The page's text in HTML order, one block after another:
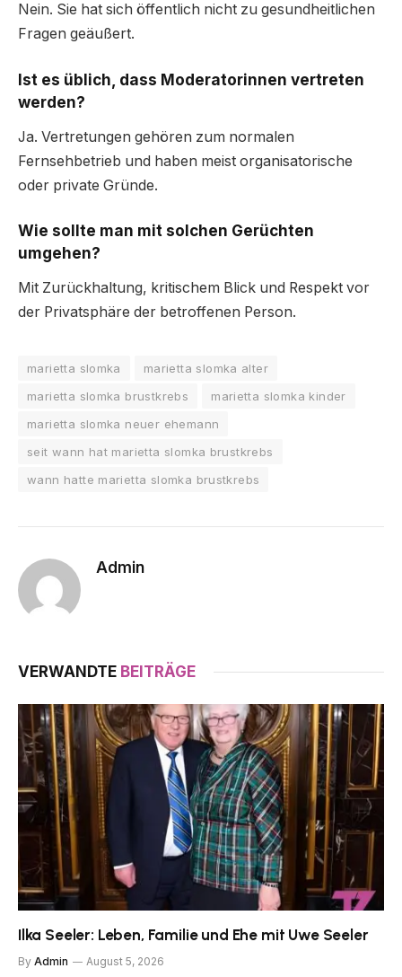
Nein. Sie hat sich öffentlich nicht zu gesundheitlichen
Fragen geäußert.
Ist es üblich, dass Moderatorinnen vertreten
werden?
Ja. Vertretungen gehören zum normalen
Fernsehbetrieb und haben meist organisatorische
oder private Gründe.
Wie sollte man mit solchen Gerüchten
umgehen?
Mit Zurückhaltung, kritischem Blick und Respekt vor
der Privatsphäre der betroffenen Person.
marietta slomka
marietta slomka alter
marietta slomka brustkrebs
marietta slomka kinder
marietta slomka neuer ehemann
seit wann hat marietta slomka brustkrebs
wann hatte marietta slomka brustkrebs
Admin
VERWANDTE BEITRÄGE
Ilka Seeler: Leben, Familie und Ehe mit Uwe Seeler
By Admin August 5, 2026